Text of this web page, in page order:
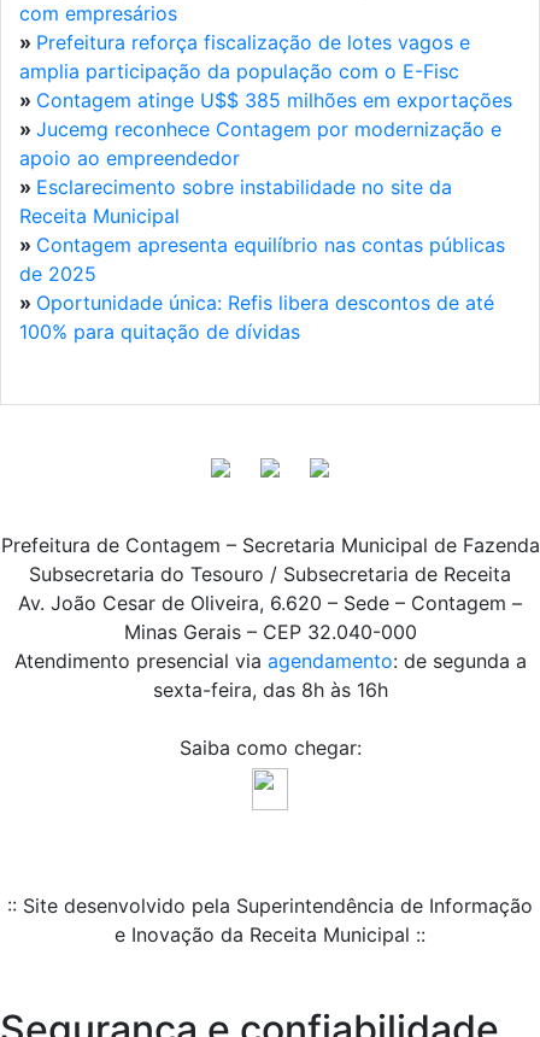
com empresários
» Prefeitura reforça fiscalização de lotes vagos e
amplia participação da população com o E-Fisc
» Contagem atinge U$$ 385 milhões em exportações
» Jucemg reconhece Contagem por modernização e
apoio ao empreendedor
» Esclarecimento sobre instabilidade no site da
Receita Municipal
» Contagem apresenta equilíbrio nas contas públicas
de 2025
» Oportunidade única: Refis libera descontos de até
100% para quitação de dívidas
Prefeitura de Contagem – Secretaria Municipal de Fazenda
Subsecretaria do Tesouro / Subsecretaria de Receita
Av. João Cesar de Oliveira, 6.620 – Sede – Contagem –
Minas Gerais – CEP 32.040-000
Atendimento presencial via agendamento: de segunda a
sexta-feira, das 8h às 16h
Saiba como chegar:
:: Site desenvolvido pela Superintendência de Informação
e Inovação da Receita Municipal ::